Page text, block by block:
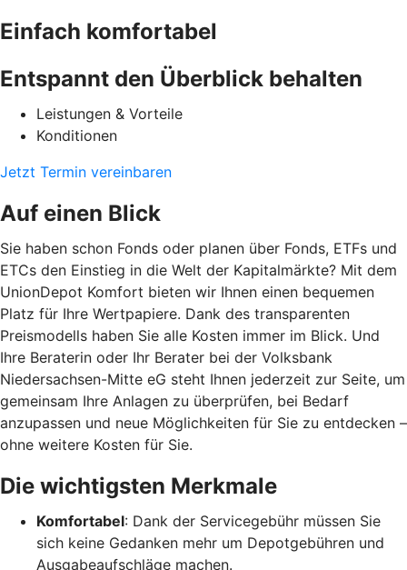
Einfach komfortabel
Entspannt den Überblick behalten
Leistungen & Vorteile
Konditionen
Jetzt Termin vereinbaren
Auf einen Blick
Sie haben schon Fonds oder planen über Fonds, ETFs und
ETCs den Einstieg in die Welt der Kapitalmärkte? Mit dem
UnionDepot Komfort bieten wir Ihnen einen bequemen
Platz für Ihre Wertpapiere. Dank des transparenten
Preismodells haben Sie alle Kosten immer im Blick. Und
Ihre Beraterin oder Ihr Berater bei der Volksbank
Niedersachsen-Mitte eG steht Ihnen jederzeit zur Seite, um
gemeinsam Ihre Anlagen zu überprüfen, bei Bedarf
anzupassen und neue Möglichkeiten für Sie zu entdecken –
ohne weitere Kosten für Sie.
Die wichtigsten Merkmale
Komfortabel: Dank der Servicegebühr müssen Sie
sich keine Gedanken mehr um Depotgebühren und
Ausgabeaufschläge machen.